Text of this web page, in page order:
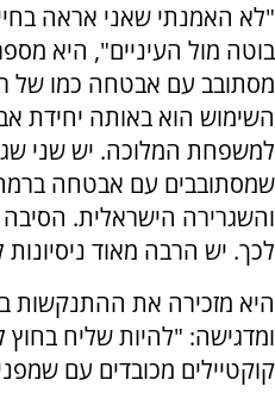
"לא האמנתי שאני אראה
בוטה מול העיניים", היא
מסתובב עם אבטחה כמו של
השימוש הוא באותה
למשפחת המלוכה. יש שני
שמסתובבים עם אבטחה
והשגרירה הישראלית.
לכך. יש הרבה מאוד ניסיונות
היא מזכירה את ההתנקשות
ומדגישה: "להיות שליח
קוקטיילים מכובדים עם